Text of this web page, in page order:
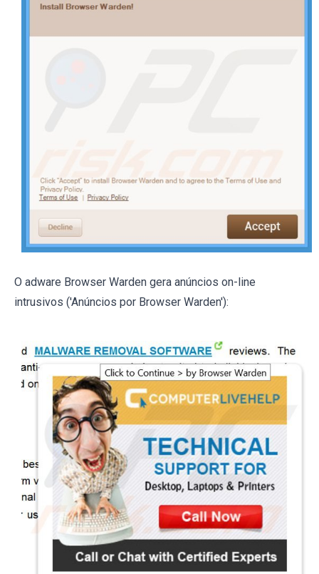
O adware Browser Warden gera anúncios on-line
intrusivos ('Anúncios por Browser Warden'):